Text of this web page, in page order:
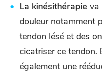
La kinésithérapie va
douleur notamment
tendon lésé et des
cicatriser ce tendon.
également une